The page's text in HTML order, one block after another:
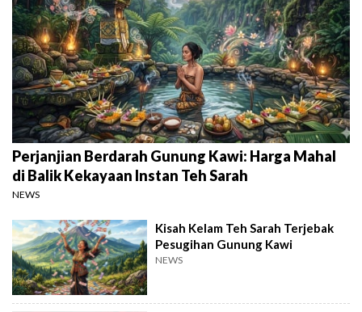
Perjanjian Berdarah Gunung Kawi: Harga Mahal
di Balik Kekayaan Instan Teh Sarah
NEWS
Kisah Kelam Teh Sarah Terjebak
Pesugihan Gunung Kawi
NEWS